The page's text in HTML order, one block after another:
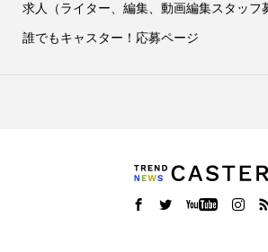
求人（ライター、編集、動画編集スタッフ
誰でもキャスター！応募ページ